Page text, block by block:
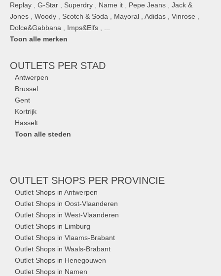
Replay , G-Star , Superdry , Name it , Pepe Jeans , Jack &
Jones , Woody , Scotch & Soda , Mayoral , Adidas , Vinrose ,
Dolce&Gabbana , Imps&Elfs , ...
Toon alle merken
OUTLETS PER STAD
Antwerpen
Brussel
Gent
Kortrijk
Hasselt
Toon alle steden
OUTLET SHOPS PER PROVINCIE
Outlet Shops in Antwerpen
Outlet Shops in Oost-Vlaanderen
Outlet Shops in West-Vlaanderen
Outlet Shops in Limburg
Outlet Shops in Vlaams-Brabant
Outlet Shops in Waals-Brabant
Outlet Shops in Henegouwen
Outlet Shops in Namen